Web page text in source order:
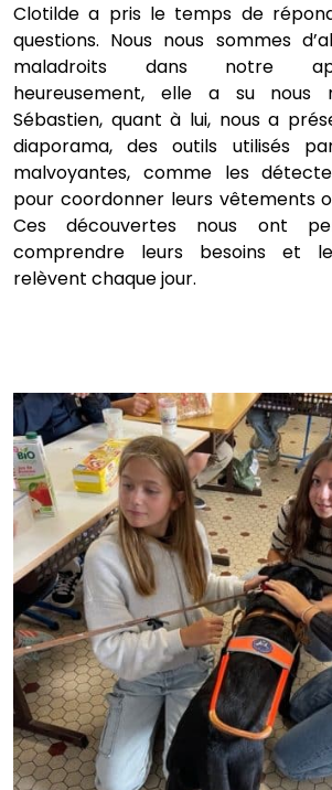
Clotilde a pris le temps de
questions. Nous nous sommes
maladroits dans notre
heureusement, elle a su nous
Sébastien, quant à lui, nous a
diaporama, des outils utilisés
malvoyantes, comme les
pour coordonner leurs vêtements
Ces découvertes nous ont
comprendre leurs besoins et
relèvent chaque jour.